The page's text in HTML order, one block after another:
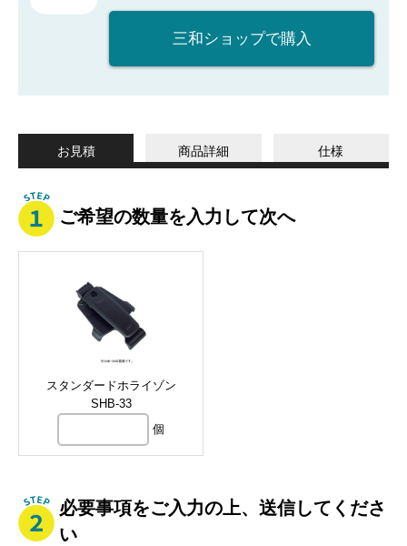
三和ショップで購入
お見積 商品詳細 仕様
ご希望の数量を入力して次へ
スタンダードホライゾン
SHB-33
個
必要事項をご入力の上、送信してくださ
い